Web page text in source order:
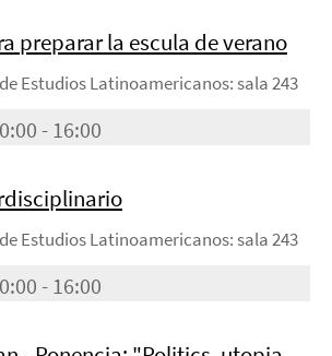
preparar la escula de verano
Estudios Latinoamericanos: sala 243
- 16:00
Estudios Latinoamericanos: sala 243
- 16:00